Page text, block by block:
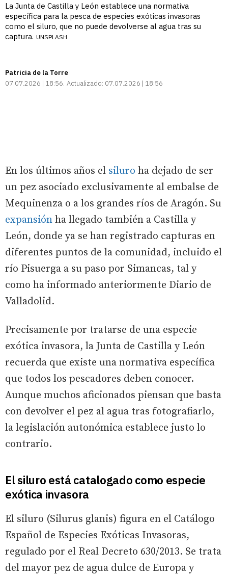
La Junta de Castilla y León establece una normativa
específica para la pesca de especies exóticas invasoras
como el siluro, que no puede devolverse al agua tras su
captura. UNSPLASH
Patricia de la Torre
07.07.2026 | 18:56 Actualizado: 07.07.2026 | 18:56
En los últimos años el siluro ha dejado de ser
un pez asociado exclusivamente al embalse de
Mequinenza o a los grandes ríos de Aragón. Su
expansión ha llegado también a Castilla y
León, donde ya se han registrado capturas en
diferentes puntos de la comunidad, incluido el
río Pisuerga a su paso por Simancas, tal y
como ha informado anteriormente Diario de
Valladolid.
Precisamente por tratarse de una especie
exótica invasora, la Junta de Castilla y León
recuerda que existe una normativa específica
que todos los pescadores deben conocer.
Aunque muchos aficionados piensan que basta
con devolver el pez al agua tras fotografiarlo,
la legislación autonómica establece justo lo
contrario.
El siluro está catalogado como especie
exótica invasora
El siluro (Silurus glanis) figura en el Catálogo
Español de Especies Exóticas Invasoras,
regulado por el Real Decreto 630/2013. Se trata
del mayor pez de agua dulce de Europa y